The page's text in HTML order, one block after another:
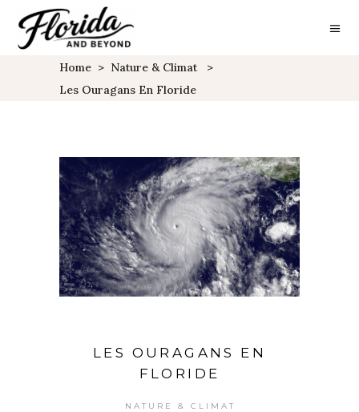
Home > Nature & Climat
>
Les Ouragans En Floride
LES OURAGANS EN
FLORIDE
NATURE & CLIMAT